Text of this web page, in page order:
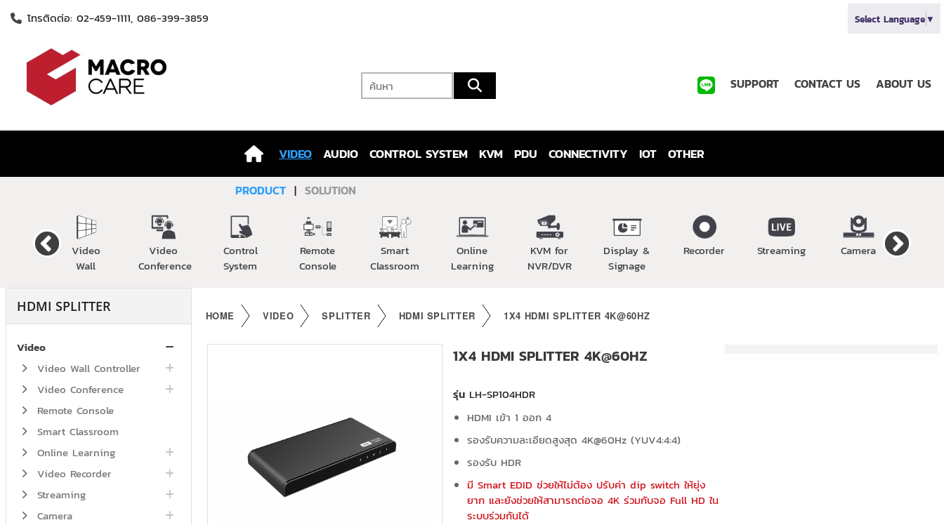
โทรติดต่อ: 02-459-1111, 086-399-3859 Select Language▼
SUPPORT CONTACT US ABOUT US
VIDEO AUDIO CONTROL SYSTEM KVM PDU CONNECTIVITY IOT OTHER
PRODUCT| SOLUTION
Video
Wall
Video
Conference
Control
System
Remote
Console
Smart
Classroom
Online
Learning
KVM for
NVR/DVR
Display &
Signage
Recorder Streaming Camera
HDMI SPLITTER
Video
Video Wall Controller
Video Conference
Remote Console
Smart Classroom
Online Learning
Video Recorder
Streaming
Camera
HOME VIDEO SPLITTER HDMI SPLITTER 1X4 HDMI SPLITTER 4K@60HZ
1X4 HDMI SPLITTER 4K@60HZ
รุ่น LH-SP104HDR
HDMI เข้า 1 ออก 4
รองรับความละเอียดสูงสุด 4K@60Hz (YUV4:4:4)
รองรับ HDR
มี Smart EDID ช่วยให้ไม่ต้อง ปรับค่า dip switch ให้ยุ่ง
ยาก และยังช่วยให้สามารถต่อจอ 4K ร่วมกับจอ Full HD ใน
ระบบร่วมกันได้